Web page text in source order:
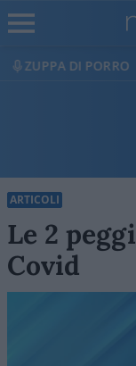
ECONOMIA
ARTICOLI
Le 2
Covid